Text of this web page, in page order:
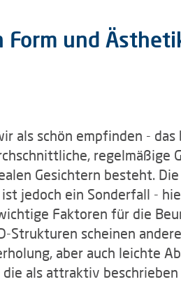
Form und
als schön empfinden -
regelmäßige
Gesichtern besteht.
jedoch ein Sonderfall -
Faktoren für die
Strukturen scheinen
aber auch leichte
als attraktiv